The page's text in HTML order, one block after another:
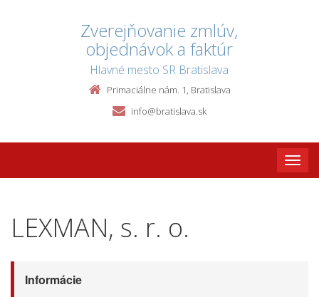
Zverejňovanie zmlúv,
objednávok a faktúr
Hlavné mesto SR Bratislava
Primaciálne nám. 1, Bratislava
info@bratislava.sk
Toggle
LEXMAN, s. r. o.
Informácie